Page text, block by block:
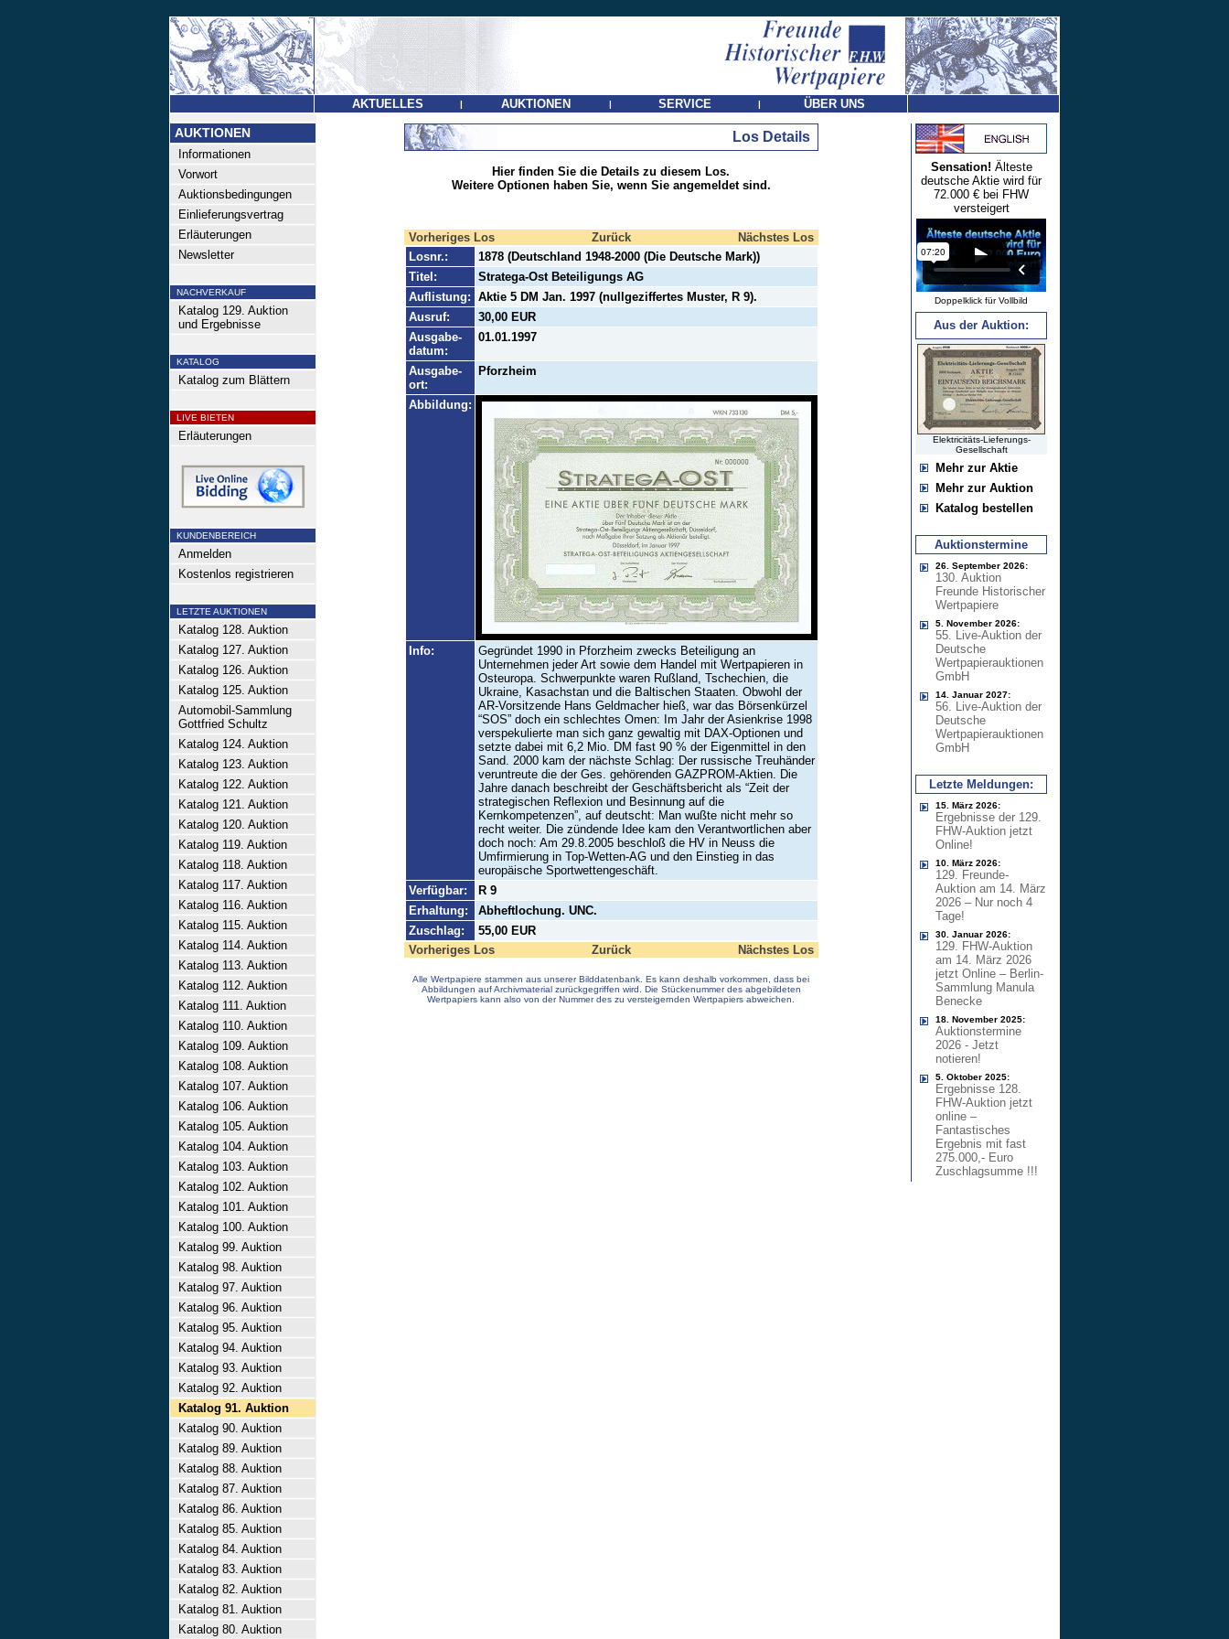
AKTUELLES | AUKTIONEN | SERVICE | ÜBER UNS
AUKTIONEN
Informationen
Vorwort
Auktionsbedingungen
Einlieferungsvertrag
Erläuterungen
Newsletter
NACHVERKAUF
Katalog 129. Auktion
und Ergebnisse
KATALOG
Katalog zum Blättern
LIVE BIETEN
Erläuterungen
KUNDENBEREICH
Anmelden
Kostenlos registrieren
LETZTE AUKTIONEN
Katalog 128. Auktion
Katalog 127. Auktion
Katalog 126. Auktion
Katalog 125. Auktion
Automobil-Sammlung
Gottfried Schultz
Katalog 124. Auktion
Katalog 123. Auktion
Katalog 122. Auktion
Katalog 121. Auktion
Katalog 120. Auktion
Katalog 119. Auktion
Katalog 118. Auktion
Katalog 117. Auktion
Katalog 116. Auktion
Katalog 115. Auktion
Katalog 114. Auktion
Katalog 113. Auktion
Katalog 112. Auktion
Katalog 111. Auktion
Katalog 110. Auktion
Katalog 109. Auktion
Katalog 108. Auktion
Katalog 107. Auktion
Katalog 106. Auktion
Katalog 105. Auktion
Katalog 104. Auktion
Katalog 103. Auktion
Katalog 102. Auktion
Katalog 101. Auktion
Katalog 100. Auktion
Katalog 99. Auktion
Katalog 98. Auktion
Katalog 97. Auktion
Katalog 96. Auktion
Katalog 95. Auktion
Katalog 94. Auktion
Katalog 93. Auktion
Katalog 92. Auktion
Katalog 91. Auktion
Katalog 90. Auktion
Katalog 89. Auktion
Katalog 88. Auktion
Katalog 87. Auktion
Katalog 86. Auktion
Katalog 85. Auktion
Katalog 84. Auktion
Katalog 83. Auktion
Katalog 82. Auktion
Katalog 81. Auktion
Katalog 80. Auktion
Los Details
Hier finden Sie die Details zu diesem Los.
Weitere Optionen haben Sie, wenn Sie angemeldet sind.
Vorheriges Los Zurück
Nächstes Los
Losnr.:
1878 (Deutschland 1948-2000 (Die Deutsche Mark))
Titel:
Stratega-Ost Beteiligungs AG
Auflistung: Aktie 5 DM Jan. 1997 (nullgeziffertes Muster, R 9).
Ausruf:
30,00 EUR
Ausgabe-
datum:
01.01.1997
Ausgabe-
ort:
Pforzheim
Abbildung:
Info:
Gegründet 1990 in Pforzheim zwecks Beteiligung an
Unternehmen jeder Art sowie dem Handel mit Wertpapieren in
Osteuropa. Schwerpunkte waren Rußland, Tschechien, die
Ukraine, Kasachstan und die Baltischen Staaten. Obwohl der
AR-Vorsitzende Hans Geldmacher hieß, war das Börsenkürzel
“SOS” doch ein schlechtes Omen: Im Jahr der Asienkrise 1998
verspekulierte man sich ganz gewaltig mit DAX-Optionen und
setzte dabei mit 6,2 Mio. DM fast 90 % der Eigenmittel in den
Sand. 2000 kam der nächste Schlag: Der russische Treuhänder
veruntreute die der Ges. gehörenden GAZPROM-Aktien. Die
Jahre danach beschreibt der Geschäftsbericht als “Zeit der
strategischen Reflexion und Besinnung auf die
Kernkompetenzen”, auf deutscht: Man wußte nicht mehr so
recht weiter. Die zündende Idee kam den Verantwortlichen aber
doch noch: Am 29.8.2005 beschloß die HV in Neuss die
Umfirmierung in Top-Wetten-AG und den Einstieg in das
europäische Sportwettengeschäft.
Verfügbar:
R 9
Erhaltung:
Abheftlochung. UNC.
Zuschlag:
55,00 EUR
Vorheriges Los
Zurück Nächstes Los
Alle Wertpapiere stammen aus unserer Bilddatenbank. Es kann deshalb vorkommen, dass bei
Abbildungen auf Archivmaterial zurückgegriffen wird. Die Stückenummer des abgebildeten
Wertpapiers kann also von der Nummer des zu versteigernden Wertpapiers abweichen.
Sensation! Älteste
deutsche Aktie wird für
72.000 € bei FHW
versteigert
Doppelklick für Vollbild
Aus der Auktion:
Elektricitäts-Lieferungs-
Gesellschaft
Mehr zur Aktie
Mehr zur Auktion
Katalog bestellen
Auktionstermine
26. September 2026:
130. Auktion
Freunde Historischer
Wertpapiere
5. November 2026:
55. Live-Auktion der
Deutsche
Wertpapierauktionen
GmbH
14. Januar 2027:
56. Live-Auktion der
Deutsche
Wertpapierauktionen
GmbH
Letzte Meldungen:
15. März 2026:
Ergebnisse der 129.
FHW-Auktion jetzt
Online!
10. März 2026:
129. Freunde-
Auktion am 14. März
2026 – Nur noch 4
Tage!
30. Januar 2026:
129. FHW-Auktion
am 14. März 2026
jetzt Online – Berlin-
Sammlung Manula
Benecke
18. November 2025:
Auktionstermine
2026 - Jetzt
notieren!
5. Oktober 2025:
Ergebnisse 128.
FHW-Auktion jetzt
online –
Fantastisches
Ergebnis mit fast
275.000,- Euro
Zuschlagsumme !!!